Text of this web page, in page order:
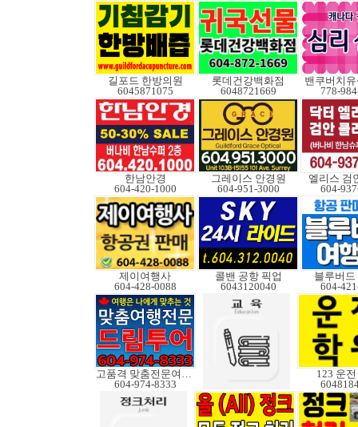
길포드 한방의원
6045871075
롯데건강백화점
6048721669
밴쿠버치
778-
한남안경
604-420-1000
그레이스 안경원
604-951-3000
엘리스 검
604-
제이여행사
604-428-0088
콜밴 공항 픽업
6043120040
블루버드
604-
고품격 맞춤전문여행사
604-974-8333
123 운